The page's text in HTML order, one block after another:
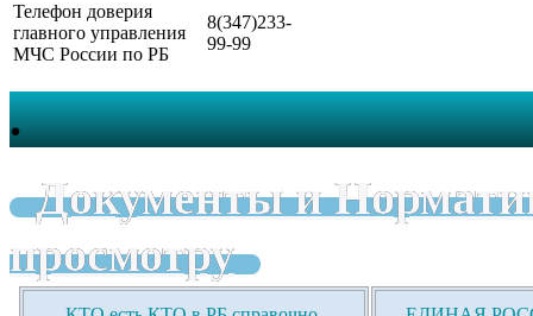
Телефон доверия
главного управления
МЧС России по РБ
8(347)233-
99-99
.
Документы и
просмотру